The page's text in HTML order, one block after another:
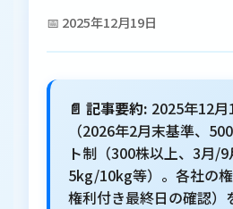
📅 2025年12月19日
📄 記事要約: 2025年12
（2026年2月末基準、
ト制（300株以上、3月/
5kg/10kg等）。各社の
権利付き最終日の確認）